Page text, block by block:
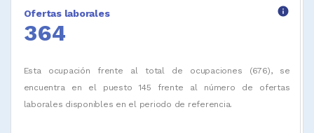
Ofertas laborales info
364
Esta ocupación frente al total de ocupaciones (676), se
encuentra en el puesto 145 frente al número de ofertas
laborales disponibles en el periodo de referencia.